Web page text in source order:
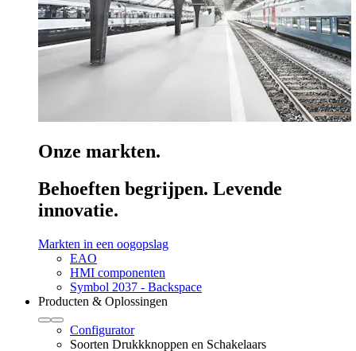
Onze markten.
Behoeften begrijpen. Levende
innovatie.
Markten in een oogopslag
EAO
HMI componenten
Symbol 2037 - Backspace
Producten & Oplossingen
Configurator
Soorten Drukkknoppen en Schakelaars